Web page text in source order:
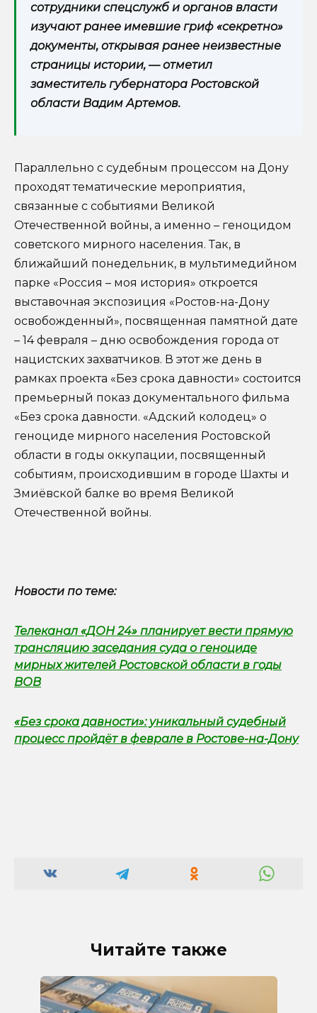
сотрудники спецслужб и органов власти
изучают ранее имевшие гриф «секретно»
документы, открывая ранее неизвестные
страницы истории, — отметил
заместитель губернатора Ростовской
области Вадим Артемов.
Параллельно с судебным процессом на Дону
проходят тематические мероприятия,
связанные с событиями Великой
Отечественной войны, а именно – геноцидом
советского мирного населения. Так, в
ближайший понедельник, в мультимедийном
парке «Россия – моя история» откроется
выставочная экспозиция «Ростов-на-Дону
освобожденный», посвященная памятной дате
– 14 февраля – дню освобождения города от
нацистских захватчиков. В этот же день в
рамках проекта «Без срока давности» состоится
премьерный показ документального фильма
«Без срока давности. «Адский колодец» о
геноциде мирного населения Ростовской
области в годы оккупации, посвященный
событиям, происходившим в городе Шахты и
Змиёвской балке во время Великой
Отечественной войны.
Новости по теме:
Телеканал «ДОН 24» планирует вести прямую
трансляцию заседания суда о геноциде
мирных жителей Ростовской области в годы
ВОВ
«Без срока давности»: уникальный судебный
процесс пройдёт в феврале в Ростове-на-Дону
Читайте также